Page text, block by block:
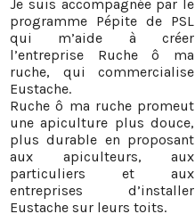
Je suis accompagnée par le
programme Pépite de PSL
qui m’aide à créer
l’entreprise Ruche ô ma
ruche, qui commercialise
Eustache.
Ruche ô ma ruche promeut
une apiculture plus douce,
plus durable en proposant
aux apiculteurs, aux
particuliers et aux
entreprises d’installer
Eustache sur leurs toits.